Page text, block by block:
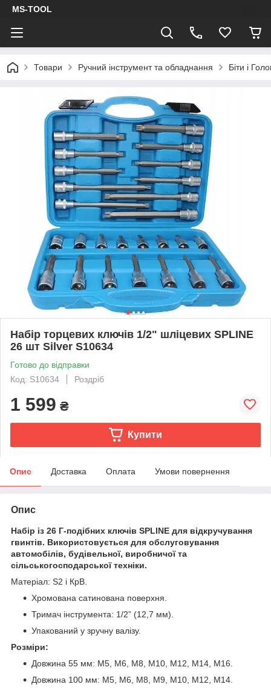
MS-TOOL
Товари Ручний інструмент та обладнання Біти і
Набір торцевих ключів 1/2" шліцевих SPLINE
26 шт Silver S10634
Готово до відправки
Код: S10634
Роздріб
1 599 ₴
Купити
Опис Доставка Оплата Умови повернення
Опис
Набір із 26 Г-подібних ключів SPLINE для відкручування
гвинтів. Використовується для обслуговування
автомобілів, будівельної, виробничої та
сільськогосподарської техніки.
Матеріал: S2 і КрВ.
Хромована сатинована поверхня.
Тримач інструмента: 1/2” (12,7 мм).
Упакований у зручну валізу.
Розміри:
Довжина 55 мм: М5, М6, М8, М10, М12, М14, М16.
Довжина 100 мм: М5, М6, М8, М9, М10, М12, М14.